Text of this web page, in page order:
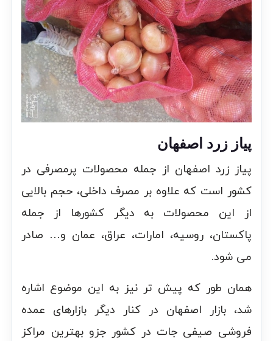
پیاز زرد اصفهان
پیاز زرد اصفهان از جمله محصولات پرمصرفی در
کشور است که علاوه بر مصرف داخلی، حجم بالایی
از این محصولات به دیگر کشورها از جمله
پاکستان، روسیه، امارات، عراق، عمان و… صادر
می شود.
همان طور که پیش تر نیز به این موضوع اشاره
شد، بازار اصفهان در کنار دیگر بازارهای عمده
فروشی صیفی جات در کشور جزو بهترین مراکز